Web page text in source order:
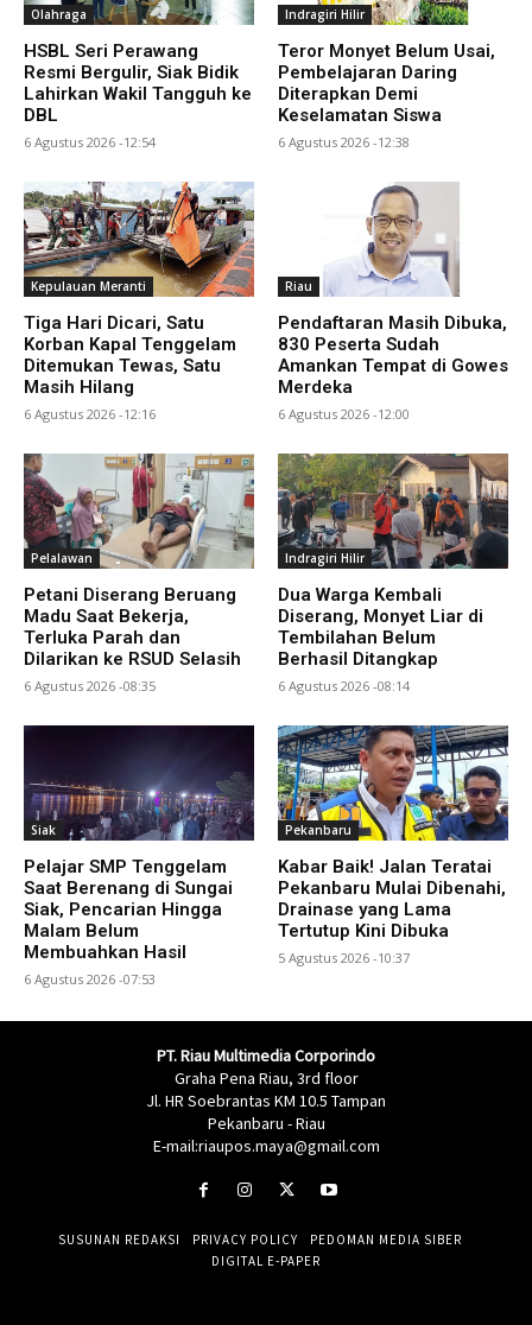
Olahraga
HSBL Seri Perawang
Resmi Bergulir, Siak Bidik
Lahirkan Wakil Tangguh ke
DBL
6 Agustus 2026 -12:54
Indragiri Hilir
Teror Monyet Belum Usai,
Pembelajaran Daring
Diterapkan Demi
Keselamatan Siswa
6 Agustus 2026 -12:38
Kepulauan Meranti
Tiga Hari Dicari, Satu
Korban Kapal Tenggelam
Ditemukan Tewas, Satu
Masih Hilang
6 Agustus 2026 -12:16
Riau
Pendaftaran Masih Dibuka,
830 Peserta Sudah
Amankan Tempat di Gowes
Merdeka
6 Agustus 2026 -12:00
Pelalawan
Petani Diserang Beruang
Madu Saat Bekerja,
Terluka Parah dan
Dilarikan ke RSUD Selasih
6 Agustus 2026 -08:35
Indragiri Hilir
Dua Warga Kembali
Diserang, Monyet Liar di
Tembilahan Belum
Berhasil Ditangkap
6 Agustus 2026 -08:14
Siak
Pelajar SMP Tenggelam
Saat Berenang di Sungai
Siak, Pencarian Hingga
Malam Belum
Membuahkan Hasil
6 Agustus 2026 -07:53
Pekanbaru
Kabar Baik! Jalan Teratai
Pekanbaru Mulai Dibenahi,
Drainase yang Lama
Tertutup Kini Dibuka
5 Agustus 2026 -10:37
PT. Riau Multimedia Corporindo
Graha Pena Riau, 3rd floor
Jl. HR Soebrantas KM 10.5 Tampan
Pekanbaru - Riau
E-mail:riaupos.maya@gmail.com
SUSUNAN REDAKSI PRIVACY POLICY
PEDOMAN MEDIA SIBER
DIGITAL E-PAPER